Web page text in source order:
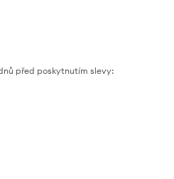
před poskytnutím slevy: